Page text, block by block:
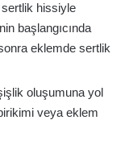
hissiyle
başlangıcında
eklemde sertlik
oluşumuna yol
veya eklem